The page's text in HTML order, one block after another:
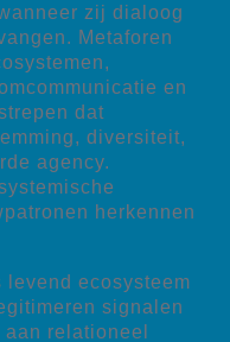
zij dialoog
Metaforen
en
dat
diversiteit,
agency.
herkennen
ecosysteem
signalen
relationeel